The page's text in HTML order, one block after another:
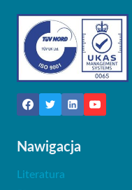
Nawigacja
Literatura